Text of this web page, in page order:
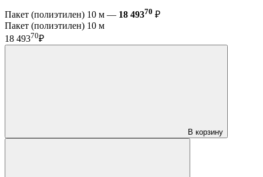
Пакет (полиэтилен) 10 м — 18 49370 ₽
Пакет (полиэтилен) 10 м
18 49370₽
В корзину